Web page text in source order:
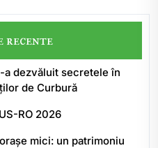
a dezvăluit secretele în
de Curbură
RO 2026
mici: un patrimoniu